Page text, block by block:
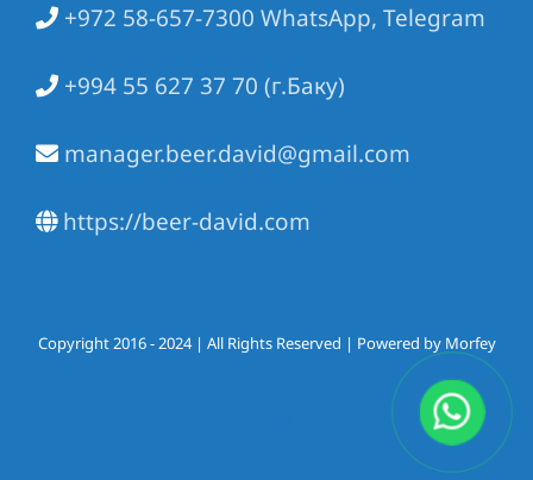
+972 58-657-7300 WhatsApp, Telegram
+994 55 627 37 70 (г.Баку)
manager.beer.david@gmail.com
https://beer-david.com
Copyright 2016 - 2024 | All Rights Reserved | Powered by Morfey